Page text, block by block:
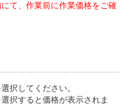
て、作業前に作業価格をご確
択してください。
択すると価格が表示されま